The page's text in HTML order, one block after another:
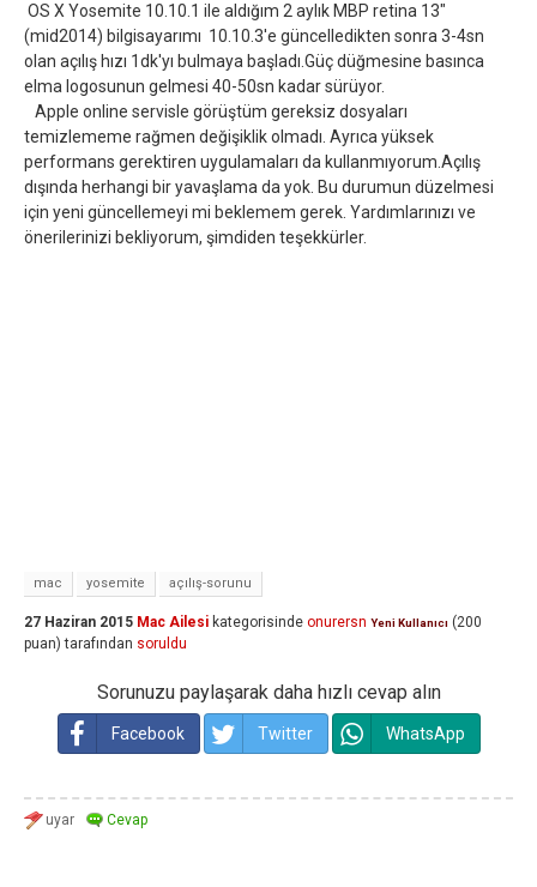
OS X Yosemite 10.10.1 ile aldığım 2 aylık MBP retina 13"
(mid2014) bilgisayarımı 10.10.3'e güncelledikten sonra 3-4sn
olan açılış hızı 1dk'yı bulmaya başladı.Güç düğmesine basınca
elma logosunun gelmesi 40-50sn kadar sürüyor.
Apple online servisle görüştüm gereksiz dosyaları
temizlememe rağmen değişiklik olmadı. Ayrıca yüksek
performans gerektiren uygulamaları da kullanmıyorum.Açılış
dışında herhangi bir yavaşlama da yok. Bu durumun düzelmesi
için yeni güncellemeyi mi beklemem gerek. Yardımlarınızı ve
önerilerinizi bekliyorum, şimdiden teşekkürler.
mac yosemite açılış-sorunu
27 Haziran 2015 Mac Ailesi kategorisinde onurersn Yeni Kullanıcı (200
puan) tarafından soruldu
Sorunuzu paylaşarak daha hızlı cevap alın
Facebook Twitter WhatsApp